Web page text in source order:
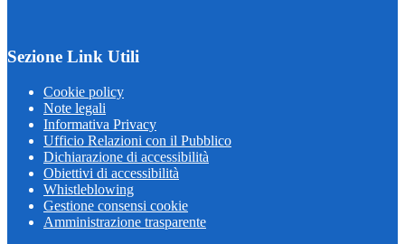
Sezione Link Utili
Cookie policy
Note legali
Informativa Privacy
Ufficio Relazioni con il Pubblico
Dichiarazione di accessibilità
Obiettivi di accessibilità
Whistleblowing
Gestione consensi cookie
Amministrazione trasparente